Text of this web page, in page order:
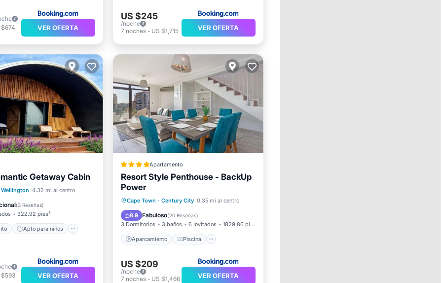
$674 VER OFERTA
US $245
/noche
7 noches- US $1,715 VER OFERTA
Getaway Cabin
Wellington 4.32 mi al centro
(3 Reseñas)
322.92 pies²
Apto para niños
Apto para niños
Protección
$593 VER OFERTA
Apartamento
Resort Style Penthouse - BackUp
Power
Cape Town · Century City 0.35 mi al centro
8.9 Fabuloso(20 Reseñas)
3 Dormitorios 3 baños 6 Invitados 1829.86 pies²
Aparcamiento Piscina
Aparcamiento Piscina
Spa
Balcón/Terraza
US $209
/noche
7 noches- US $1,466 VER OFERTA